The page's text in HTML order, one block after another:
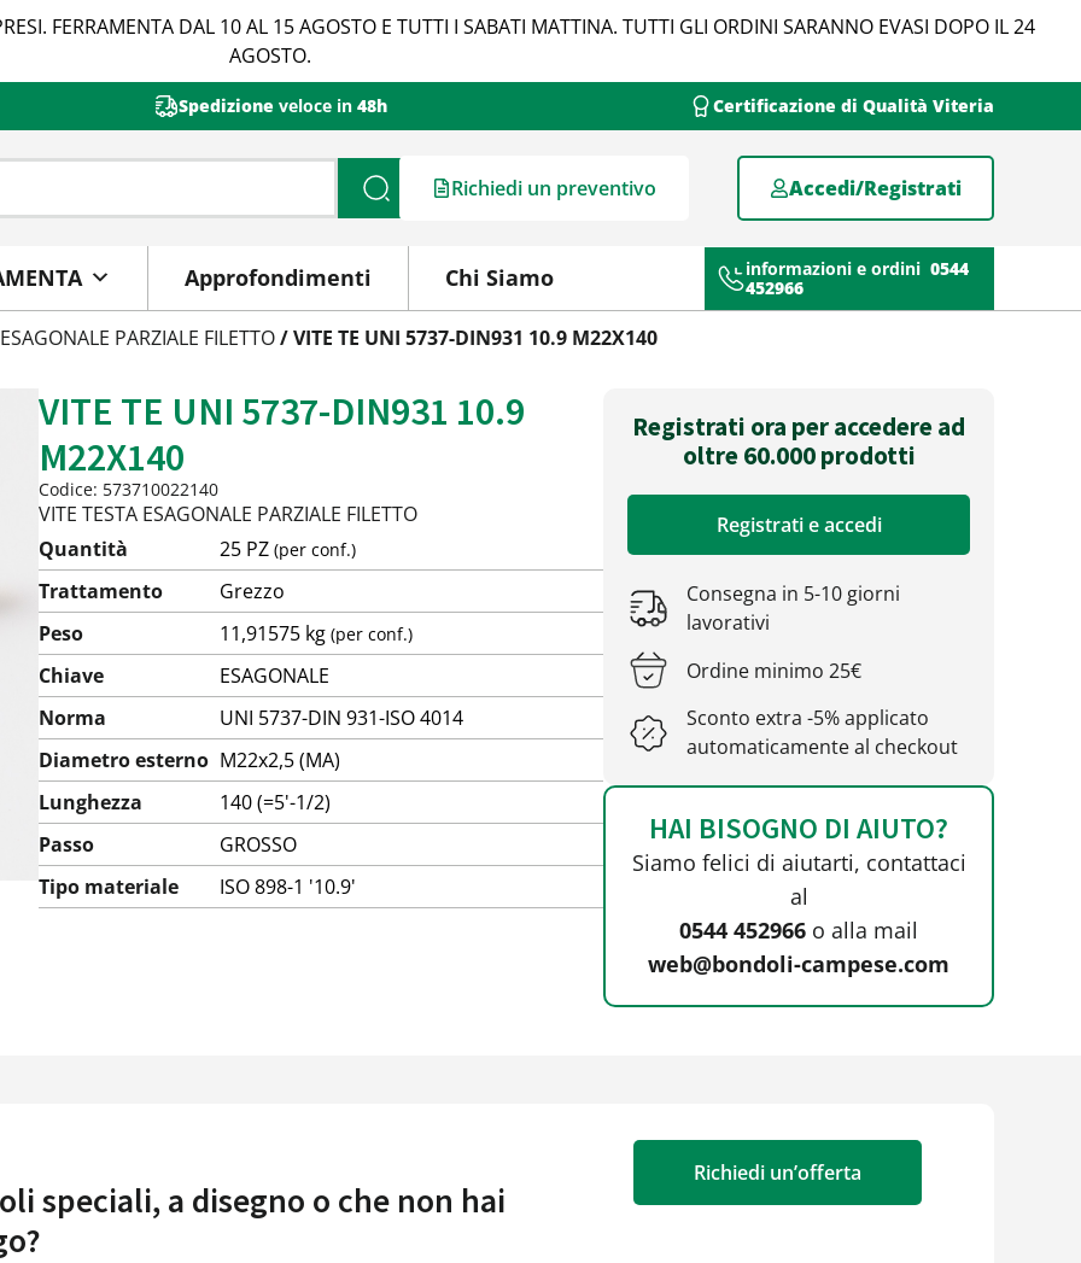
FERRAMENTA DAL 10 AL 15 AGOSTO E TUTTI I SABATI MATTINA. TUTTI GLI ORDINI SARANNO EVASI DOPO IL 24
AGOSTO.
Spedizione veloce in 48h Certificazione di Qualità Viteria
Cerca Richiedi un preventivo Accedi/Registrati
Approfondimenti Chi Siamo informazioni e ordini 0544
452966
PARZIALE FILETTO/ VITE TE UNI 5737-DIN931 10.9 M22X140
VITE TE UNI 5737-DIN931 10.9
M22X140
Codice: 573710022140
VITE TESTA ESAGONALE PARZIALE FILETTO
Quantità
25 PZ (per conf.)
Trattamento
Grezzo
Peso
11,91575 kg (per conf.)
Chiave
ESAGONALE
Norma
UNI 5737-DIN 931-ISO 4014
Diametro esterno M22x2,5 (MA)
Lunghezza
140 (=5'-1/2)
Passo
GROSSO
Tipo materiale
ISO 898-1 '10.9'
Registrati ora per accedere ad
oltre 60.000 prodotti
Registrati e accedi
Consegna in 5-10 giorni
lavorativi
Ordine minimo 25€
Sconto extra -5% applicato
automaticamente al checkout
HAI BISOGNO DI AIUTO?
Siamo felici di aiutarti, contattaci
al
0544 452966 o alla mail
web@bondoli-campese.com
speciali, a disegno o che non hai
Richiedi un’offerta